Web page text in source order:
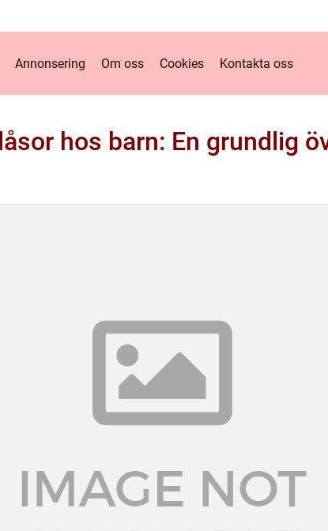
Annonsering Om oss Cookies Kontakta oss
hos barn: En grundlig